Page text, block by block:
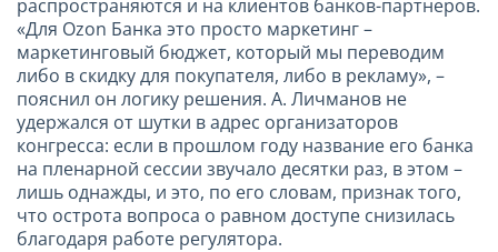
распространяются и на клиентов банков-партнеров.
«Для Ozon Банка это просто маркетинг –
маркетинговый бюджет, который мы переводим
либо в скидку для покупателя, либо в рекламу», –
пояснил он логику решения. А. Личманов не
удержался от шутки в адрес организаторов
конгресса: если в прошлом году название его банка
на пленарной сессии звучало десятки раз, в этом –
лишь однажды, и это, по его словам, признак того,
что острота вопроса о равном доступе снизилась
благодаря работе регулятора.